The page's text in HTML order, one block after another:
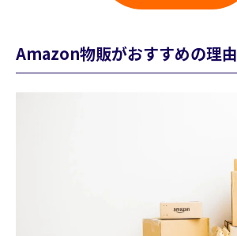
Amazon物販がおすすめの理由